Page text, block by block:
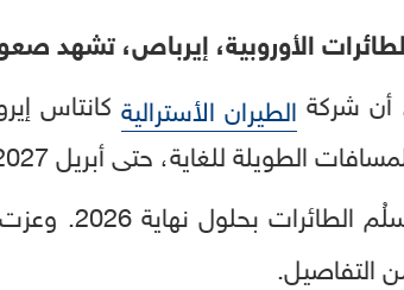
الأوروبية، إيرباص، تشهد
أن شركة الطيران الأسترالية
تتوقع
التفاصيل.